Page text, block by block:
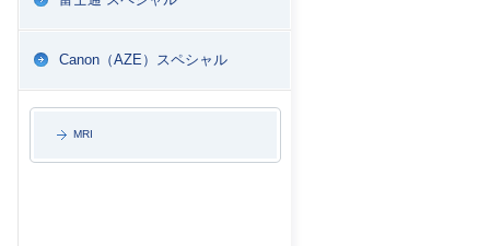
Canon（AZE）スペシャル
MRI